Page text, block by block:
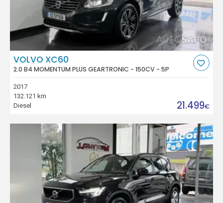
VOLVO XC60
2.0 B4 MOMENTUM PLUS GEARTRONIC - 150CV - 5P
2017
132.121 km
Diesel
21.499€